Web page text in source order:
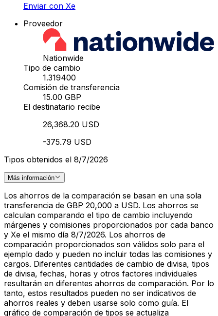
Enviar con Xe
Proveedor
Nationwide
Tipo de cambio
1.319400
Comisión de transferencia
15.00 GBP
El destinatario recibe
26,368.20 USD
-375.79 USD
Tipos obtenidos el 8/7/2026
Más información
Los ahorros de la comparación se basan en una sola
transferencia de GBP 20,000 a USD. Los ahorros se
calculan comparando el tipo de cambio incluyendo
márgenes y comisiones proporcionados por cada banco
y Xe el mismo día 8/7/2026. Los ahorros de
comparación proporcionados son válidos solo para el
ejemplo dado y pueden no incluir todas las comisiones y
cargos. Diferentes cantidades de cambio de divisa, tipos
de divisa, fechas, horas y otros factores individuales
resultarán en diferentes ahorros de comparación. Por lo
tanto, estos resultados pueden no ser indicativos de
ahorros reales y deben usarse solo como guía. El
gráfico de comparación de tipos se actualiza